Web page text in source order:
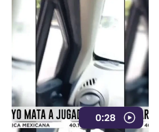
0:28